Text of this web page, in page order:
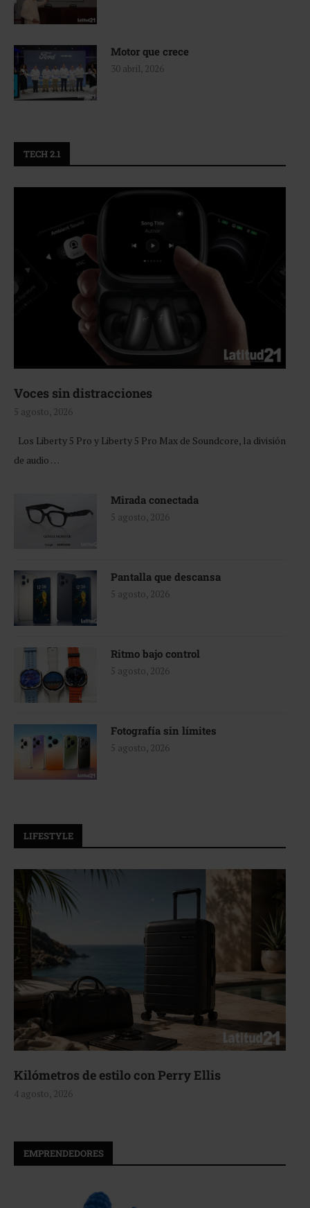
Motor que crece
30 abril, 2026
TECH 2.1
Voces sin distracciones
5 agosto, 2026
Los Liberty 5 Pro y Liberty 5 Pro Max de Soundcore, la división
de audio …
Mirada conectada
5 agosto, 2026
Pantalla que descansa
5 agosto, 2026
Ritmo bajo control
5 agosto, 2026
Fotografía sin límites
5 agosto, 2026
LIFESTYLE
Aerie, texturas que fluyen
4 agosto, 2026
EMPRENDEDORES